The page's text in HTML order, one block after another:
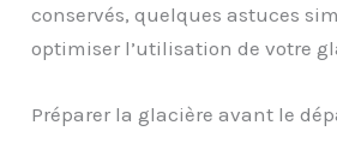
conservés, quelques astuces
optimiser l’utilisation de votre
Préparer la glacière avant le